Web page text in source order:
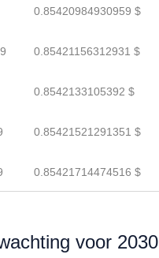
0.85420984930959 $
0.85421156312931 $
0.8542133105392 $
0.85421521291351 $
0.85421714474516 $
voor 2030